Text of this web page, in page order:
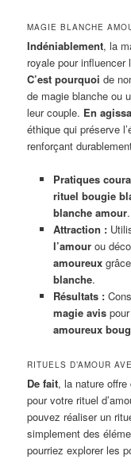
MAGIE BLANCHE
Indéniablement, la
royale pour
C’est pourquoi de
de magie blanche ou
leur couple. En
éthique qui préserve
renforçant
Pratiques
rituel bougie
blanche amour.
Attraction :
l’amourou
amoureux
blanche.
Résultats :
magie avispour
amoureux
RITUELS D’AMOUR
De fait, la nature
pour votre rituel
pouvez réaliser un
simplement des
pourriez explorer les